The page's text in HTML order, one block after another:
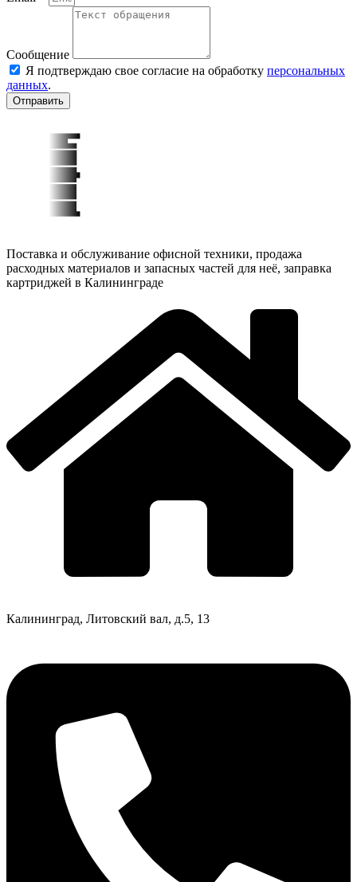
Сообщение
Я подтверждаю свое согласие на обработку персональных
данных.
Отправить
Поставка и обслуживание офисной техники, продажа
расходных материалов и запасных частей для неё, заправка
картриджей в Калининграде
Калининград, Литовский вал, д.5, 13